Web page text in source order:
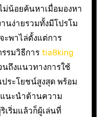
นง่ายรวมทั้งมีโปรโม
ะพาไล่ตั้งแต่การ
รมวิธีการ tia8king
ถึงแนวทางการใช้
ระโยชน์สูงสุด พร้อม
นะนำด้านความ
เริ่มแล้วก็ผู้เล่นที่